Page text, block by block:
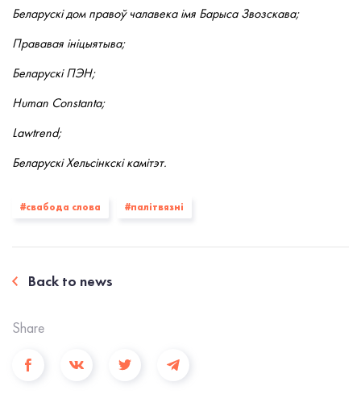
Беларускі дом правоў чалавека імя Барыса Звозскава;
Прававая ініцыятыва;
Беларускі ПЭН;
Human Constanta;
Lawtrend;
Беларускі Хельсінкскі камітэт.
#свабода слова #палiтвязнi
Back to news
Share